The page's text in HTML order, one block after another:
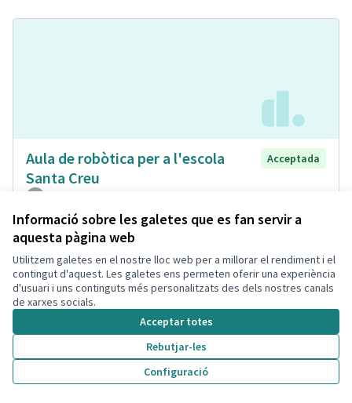
Informació sobre les galetes que es fan servir a
aquesta pàgina web
Utilitzem galetes en el nostre lloc web per a millorar el rendiment i el
contingut d'aquest. Les galetes ens permeten oferir una experiència
d'usuari i uns continguts més personalitzats des dels nostres canals
de xarxes socials.
Acceptar totes
Rebutjar-les
Configuració
Aula de robòtica per a l'escola
Santa Creu
Acceptada